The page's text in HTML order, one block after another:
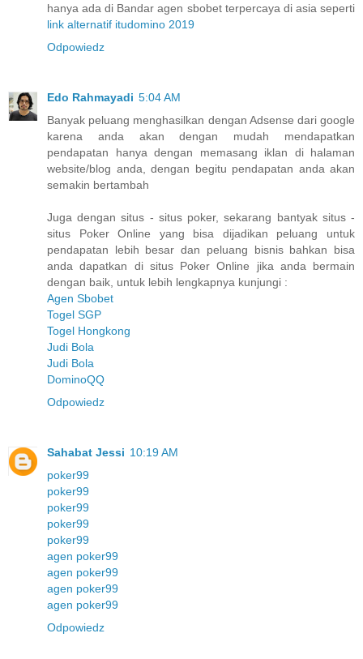
hanya ada di Bandar agen sbobet terpercaya di asia seperti
link alternatif itudomino 2019
Odpowiedz
Edo Rahmayadi 5:04 AM
Banyak peluang menghasilkan dengan Adsense dari google
karena anda akan dengan mudah mendapatkan
pendapatan hanya dengan memasang iklan di halaman
website/blog anda, dengan begitu pendapatan anda akan
semakin bertambah
Juga dengan situs - situs poker, sekarang bantyak situs -
situs Poker Online yang bisa dijadikan peluang untuk
pendapatan lebih besar dan peluang bisnis bahkan bisa
anda dapatkan di situs Poker Online jika anda bermain
dengan baik, untuk lebih lengkapnya kunjungi :
Agen Sbobet
Togel SGP
Togel Hongkong
Judi Bola
Judi Bola
DominoQQ
Odpowiedz
Sahabat Jessi 10:19 AM
poker99
poker99
poker99
poker99
poker99
agen poker99
agen poker99
agen poker99
agen poker99
Odpowiedz